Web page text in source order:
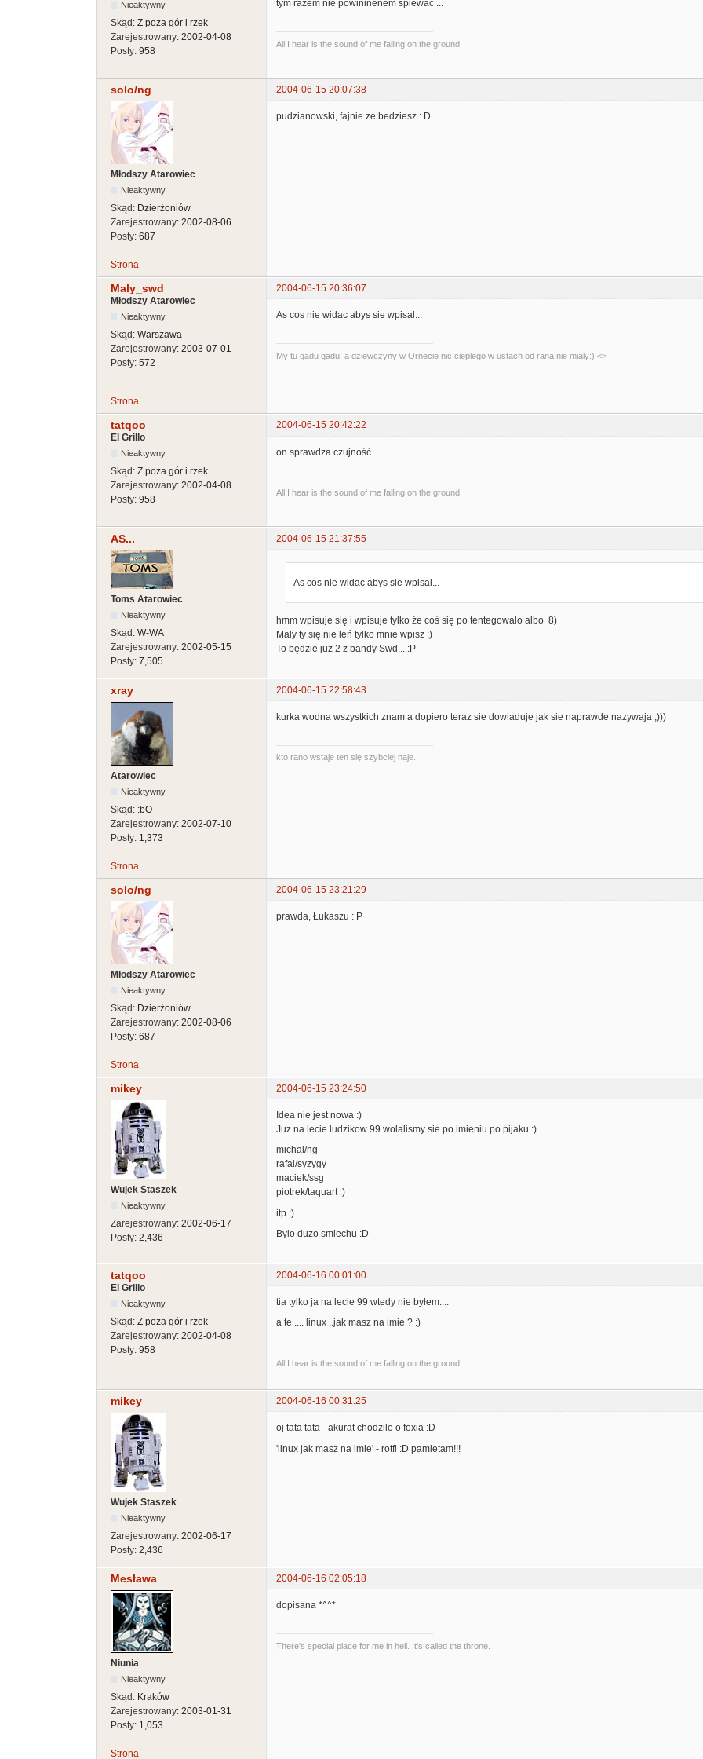
Nieaktywny
Skąd: Z poza gór i rzek
Zarejestrowany: 2002-04-08
Posty: 958
tym razem nie powininenem śpiewać ...
All I hear is the sound of me falling on the ground
solo/ng 2004-06-15 20:07:38
Młodszy Atarowiec
Nieaktywny
Skąd: Dzierżoniów
Zarejestrowany: 2002-08-06
Posty: 687
pudzianowski, fajnie ze bedziesz : D
Strona
Maly_swd
2004-06-15 20:36:07
Młodszy Atarowiec
Nieaktywny
Skąd: Warszawa
Zarejestrowany: 2003-07-01
Posty: 572
As cos nie widac abys sie wpisal...
My tu gadu gadu, a dziewczyny w Ornecie nic cieplego w ustach od rana nie mialy:) <>
Strona
tatqoo
2004-06-15 20:42:22
El Grillo
Nieaktywny
Skąd: Z poza gór i rzek
Zarejestrowany: 2002-04-08
Posty: 958
on sprawdza czujność ...
All I hear is the sound of me falling on the ground
AS... 2004-06-15 21:37:55
Toms Atarowiec
Nieaktywny
Skąd: W-WA
Zarejestrowany: 2002-05-15
Posty: 7,505
As cos nie widac abys sie wpisal...
hmm wpisuje się i wpisuje tylko że coś się po tentegowało albo 8)
Mały ty się nie leń tylko mnie wpisz ;)
To będzie już 2 z bandy Swd... :P
xray 2004-06-15 22:58:43
Atarowiec
Nieaktywny
Skąd: :bO
Zarejestrowany: 2002-07-10
Posty: 1,373
kurka wodna wszystkich znam a dopiero teraz sie dowiaduje jak sie naprawde nazywaja ;)))
kto rano wstaje ten się szybciej naje.
Strona
solo/ng 2004-06-15 23:21:29
Młodszy Atarowiec
Nieaktywny
Skąd: Dzierżoniów
Zarejestrowany: 2002-08-06
Posty: 687
prawda, Łukaszu : P
Strona
mikey 2004-06-15 23:24:50
Wujek Staszek
Nieaktywny
Zarejestrowany: 2002-06-17
Posty: 2,436
Idea nie jest nowa :)
Juz na lecie ludzikow 99 wolalismy sie po imieniu po pijaku :)
michal/ng
rafal/syzygy
maciek/ssg
piotrek/taquart :)
itp :)
Bylo duzo smiechu :D
tatqoo
2004-06-16 00:01:00
El Grillo
Nieaktywny
Skąd: Z poza gór i rzek
Zarejestrowany: 2002-04-08
Posty: 958
tia tylko ja na lecie 99 wtedy nie byłem....
a te .... linux ..jak masz na imie ? :)
All I hear is the sound of me falling on the ground
mikey 2004-06-16 00:31:25
Wujek Staszek
Nieaktywny
Zarejestrowany: 2002-06-17
Posty: 2,436
oj tata tata - akurat chodzilo o foxia :D
'linux jak masz na imie' - rotfl :D pamietam!!!
Mesława 2004-06-16 02:05:18
Niunia
Nieaktywny
Skąd: Kraków
Zarejestrowany: 2003-01-31
Posty: 1,053
dopisana *^^*
There's special place for me in hell. It's called the throne.
Strona